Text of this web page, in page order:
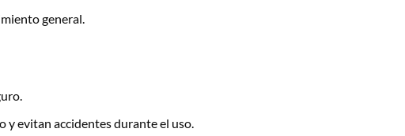
general.
evitan accidentes durante el uso.